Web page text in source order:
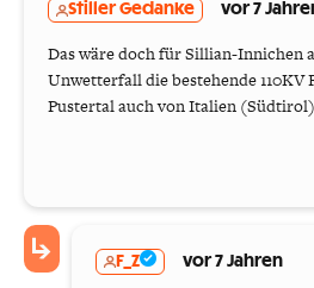
Stiller Gedanke vor 7
Das wäre doch für Sillian-Innichen
Unwetterfall die bestehende 110KV
Pustertal auch von Italien
F_Z vor 7 Jahren